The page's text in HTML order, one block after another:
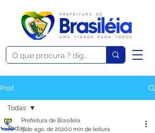
Post
Todas
Todas
Prefeitura de Brasiléia
3 de ago. de 20200 min de leitura